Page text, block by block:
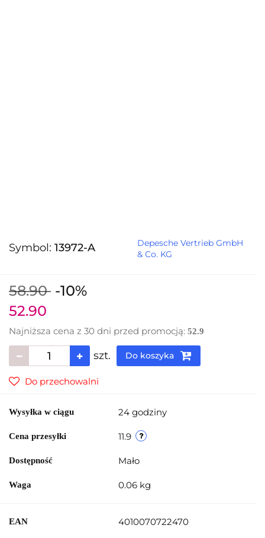
Symbol: 13972-A
Depesche Vertrieb GmbH
& Co. KG
58.90 -10%
52.90
Najniższa cena z 30 dni przed promocją: 52.9
szt. Do koszyka
Do przechowalni
Wysyłka w ciągu 24 godziny
Cena przesyłki 11.9
Dostępność Mało
Waga 0.06 kg
EAN 4010070722470